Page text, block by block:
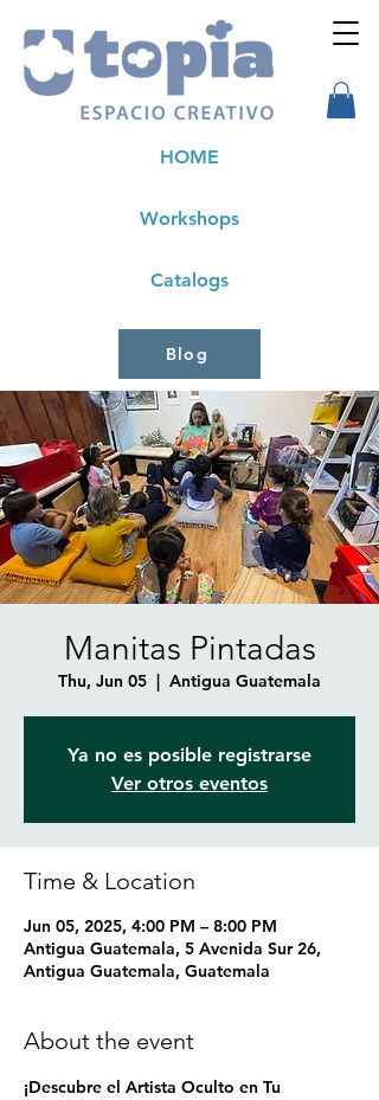
Workshops
HOME
Catalogs
Blog
Manitas Pintadas
Thu, Jun 05
  |
Antigua Guatemala
Ya no es posible registrarse
Ver otros eventos
Time & Location
Jun 05, 2025, 4:00 PM – 8:00 PM
Antigua Guatemala, 5 Avenida Sur 26,
Antigua Guatemala, Guatemala
About the event
¡Descubre el Artista Oculto en Tu